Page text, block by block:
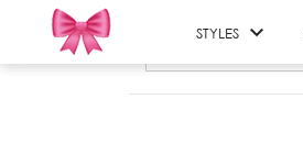
STYLES 